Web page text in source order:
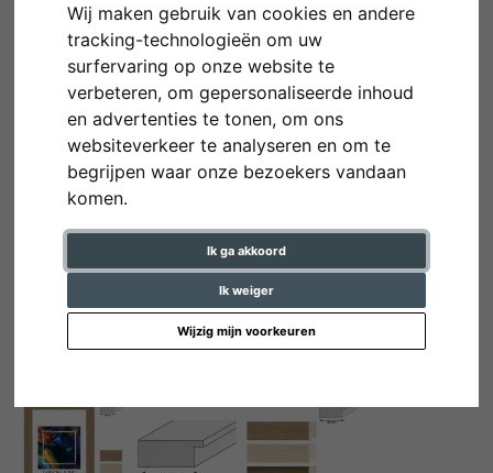
Wij maken gebruik van cookies en andere
tracking-technologieën om uw
surfervaring op onze website te
verbeteren, om gepersonaliseerde inhoud
en advertenties te tonen, om ons
websiteverkeer te analyseren en om te
begrijpen waar onze bezoekers vandaan
komen.
Ik ga akkoord
Ik weiger
Wijzig mijn voorkeuren
Terug